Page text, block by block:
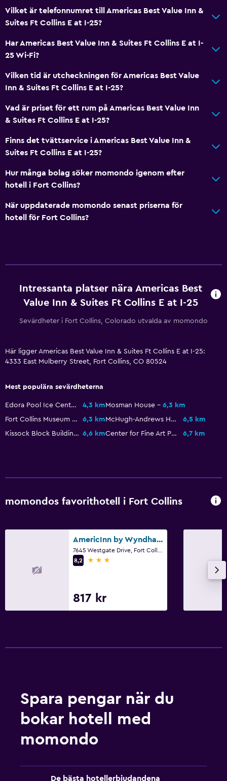
Kaffemaskin
Kokvrå
Media och underhållning
Flat-screen TV
Kabel- eller satellit-TV
Allmänt
Vardagsrum
Förvaring
Strykjärn och strykbräda
Försäljningsautomat (drycker)
Försäljningsautomat (snacks)
Hälsa och säkerhet
Daglig städning
Förstahjälpenlåda
Pool
Parkering och transport
Arbetsyta
Skrivbord
Vilket är telefonnumret till Americas Best Value Inn &
Suites Ft Collins E at I-25?
Har Americas Best Value Inn & Suites Ft Collins E at I-
25 Wi-Fi?
Vilken tid är utcheckningen för Americas Best Value
Inn & Suites Ft Collins E at I-25?
Vad är priset för ett rum på Americas Best Value Inn
& Suites Ft Collins E at I-25?
Finns det tvättservice i Americas Best Value Inn &
Suites Ft Collins E at I-25?
Hur många bolag söker momondo igenom efter
hotell i Fort Collins?
När uppdaterade momondo senast priserna för
hotell för Fort Collins?
Intressanta platser nära Americas Best
Value Inn & Suites Ft Collins E at I-25
Sevärdheter i Fort Collins, Colorado utvalda av momondo
Här ligger Americas Best Value Inn & Suites Ft Collins E at I-25:
4333 East Mulberry Street, Fort Collins, CO 80524
Mest populära sevärdheterna
Edora Pool Ice Center 4,3 kmMosman House
6,3 km
Fort Collins Museum and Discovery Science Center
6,3 km McHugh-Andrews House
6,5 km
Kissock Block Building 6,6 km Center for Fine Art Photography 6,7 km
momondos favorithotell i Fort Collins
AmericInn by Wyndham Windsor Ft. Collins
8,2
3 stjärnor
817 kr
Spara pengar när du
bokar hotell med
momondo
De bästa hotellerbjudandena